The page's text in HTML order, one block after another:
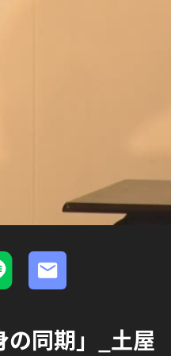
の同期」_土屋